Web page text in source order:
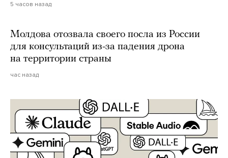
5 часов назад
Молдова отозвала своего посла из России
для консультаций из-за падения дрона
на территории страны
час назад